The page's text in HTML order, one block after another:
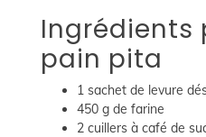
Ingrédients
pain pita
1 sachet de levure
450 g de farine
2 cuillers à café de